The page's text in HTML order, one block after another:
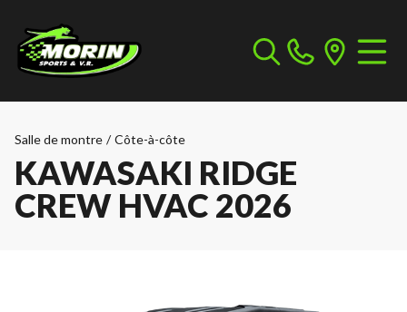
Salle de montre / Côte-à-côte
KAWASAKI RIDGE
CREW HVAC 2026